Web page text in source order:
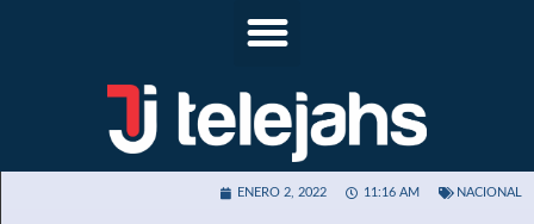
ENERO 2, 2022 11:16 AM NACIONAL